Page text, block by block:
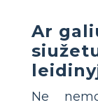
Ar
Ne